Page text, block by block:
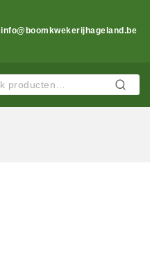
info@boomkwekerijhageland.be
Zoeken